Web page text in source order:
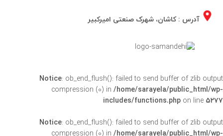
آدرس : کاشان، شهرک صنعتی امیرکبیر
Notice: ob_end_flush(): failed to send buffer of zlib output
compression (0) in/home/sarayela/public_html/wp-
includes/functions.php on line ۵۲۷۷
Notice: ob_end_flush(): failed to send buffer of zlib output
compression (0) in/home/sarayela/public_html/wp-